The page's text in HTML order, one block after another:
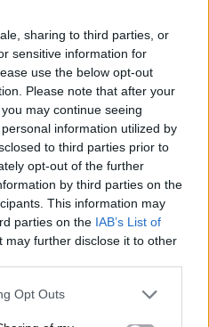
sharing to third parties, or
sensitive information for
use the below opt-out
Please note that after your
may continue seeing
information utilized by
to third parties prior to
opt-out of the further
by third parties on the
This information may
parties on the IAB’s List of
may further disclose it to other
Opt Outs